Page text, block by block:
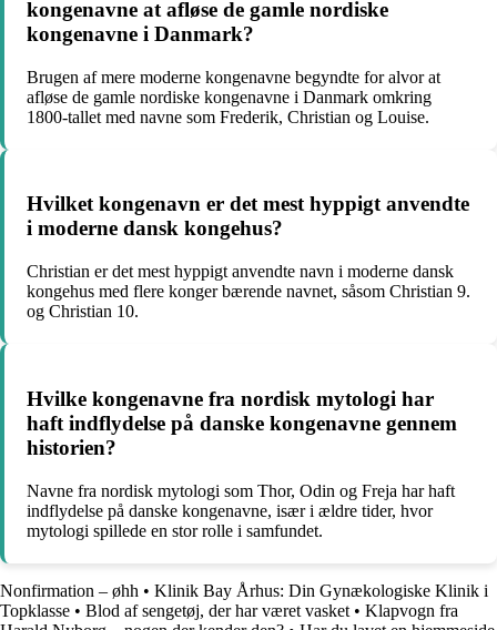
kongenavne at afløse de gamle nordiske
kongenavne i Danmark?
Brugen af mere moderne kongenavne begyndte for alvor at
afløse de gamle nordiske kongenavne i Danmark omkring
1800-tallet med navne som Frederik, Christian og Louise.
Hvilket kongenavn er det mest hyppigt anvendte
i moderne dansk kongehus?
Christian er det mest hyppigt anvendte navn i moderne dansk
kongehus med flere konger bærende navnet, såsom Christian 9.
og Christian 10.
Hvilke kongenavne fra nordisk mytologi har
haft indflydelse på danske kongenavne gennem
historien?
Navne fra nordisk mytologi som Thor, Odin og Freja har haft
indflydelse på danske kongenavne, især i ældre tider, hvor
mytologi spillede en stor rolle i samfundet.
Nonfirmation – øhh • Klinik Bay Århus: Din Gynækologiske Klinik i
Topklasse • Blod af sengetøj, der har været vasket • Klapvogn fra